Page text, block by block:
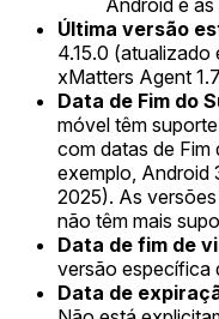
Última versão
4.15.0 (atualizado
xMatters Agent
Data de Fim do
móvel têm
com datas de Fim
exemplo, Android
2025). As
não têm mais
Data de fim de
versão específica
Data de